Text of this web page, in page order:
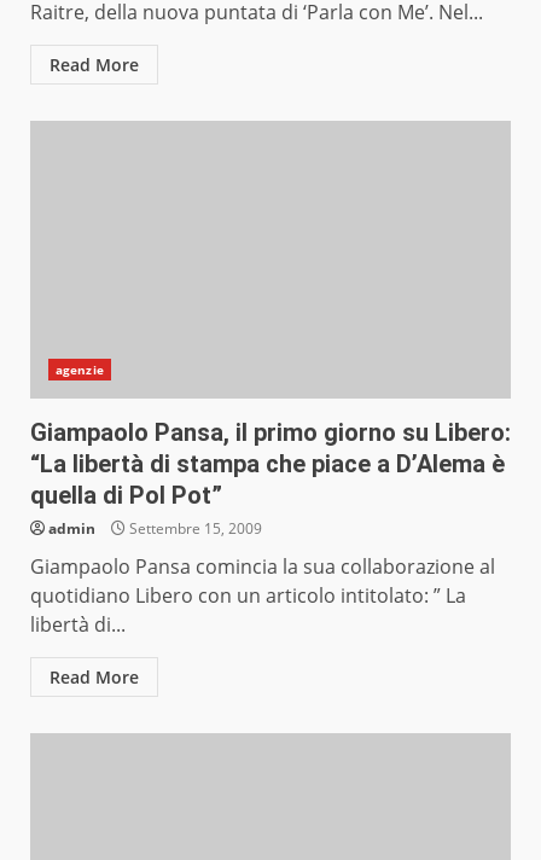
Raitre, della nuova puntata di ‘Parla con Me’. Nel...
Read More
agenzie
Giampaolo Pansa, il primo giorno su Libero:
“La libertà di stampa che piace a D’Alema è
quella di Pol Pot”
admin Settembre 15, 2009
Giampaolo Pansa comincia la sua collaborazione al
quotidiano Libero con un articolo intitolato: ” La
libertà di...
Read More